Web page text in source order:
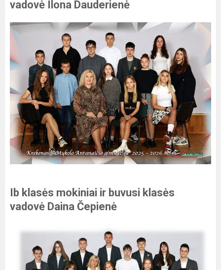
vadovė Ilona Dauderienė
Ib klasės mokiniai ir buvusi klasės
vadovė Daina Čepienė